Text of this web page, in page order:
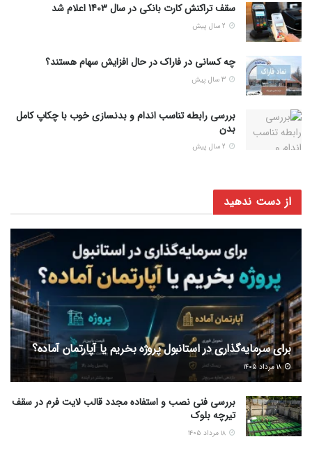
سقف تراکنش کارت بانکی در سال 1403 اعلام شد
چه کسانی در فاراک در حال افزایش سهام هستند؟
بررسی رابطه تناسب اندام و بدنسازی خوب با چکاپ کامل
بدن
از دست ندهید
برای سرمایه‌گذاری در استانبول پروژه بخریم یا آپارتمان آماده؟
۱۸ مرداد ۱۴۰۵
بررسی فنی نصب و استفاده مجدد قالب لایت فرم در سقف
تیرچه بلوک